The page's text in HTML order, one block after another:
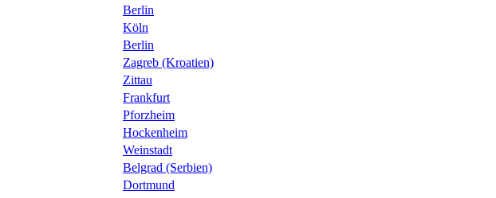
Berlin
Köln
Berlin
Zagreb (Kroatien)
Zittau
Frankfurt
Pforzheim
Hockenheim
Weinstadt
Belgrad (Serbien)
Dortmund